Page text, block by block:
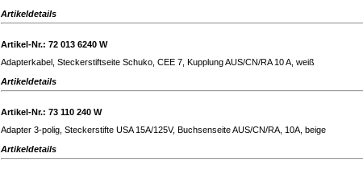
Artikeldetails
Artikel-Nr.: 72 013 6240 W
Adapterkabel, Steckerstiftseite Schuko, CEE 7, Kupplung AUS/CN/RA 10 A, weiß
Artikeldetails
Artikel-Nr.: 73 110 240 W
Adapter 3-polig, Steckerstifte USA 15A/125V, Buchsenseite AUS/CN/RA, 10A, beige
Artikeldetails